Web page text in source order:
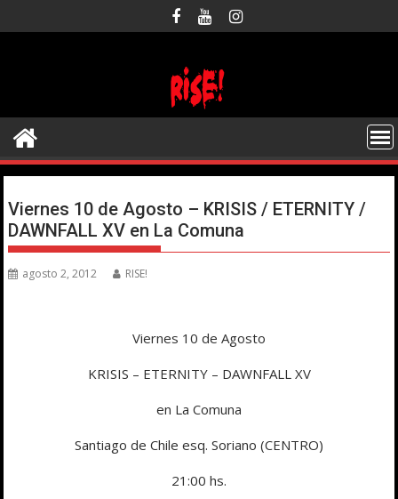
al
Viernes 10 de Agosto – KRISIS / ETERNITY /
DAWNFALL XV en La Comuna
agosto 2, 2012 RISE!
Viernes 10 de Agosto
KRISIS – ETERNITY – DAWNFALL XV
en La Comuna
Santiago de Chile esq. Soriano (CENTRO)
21:00 hs.